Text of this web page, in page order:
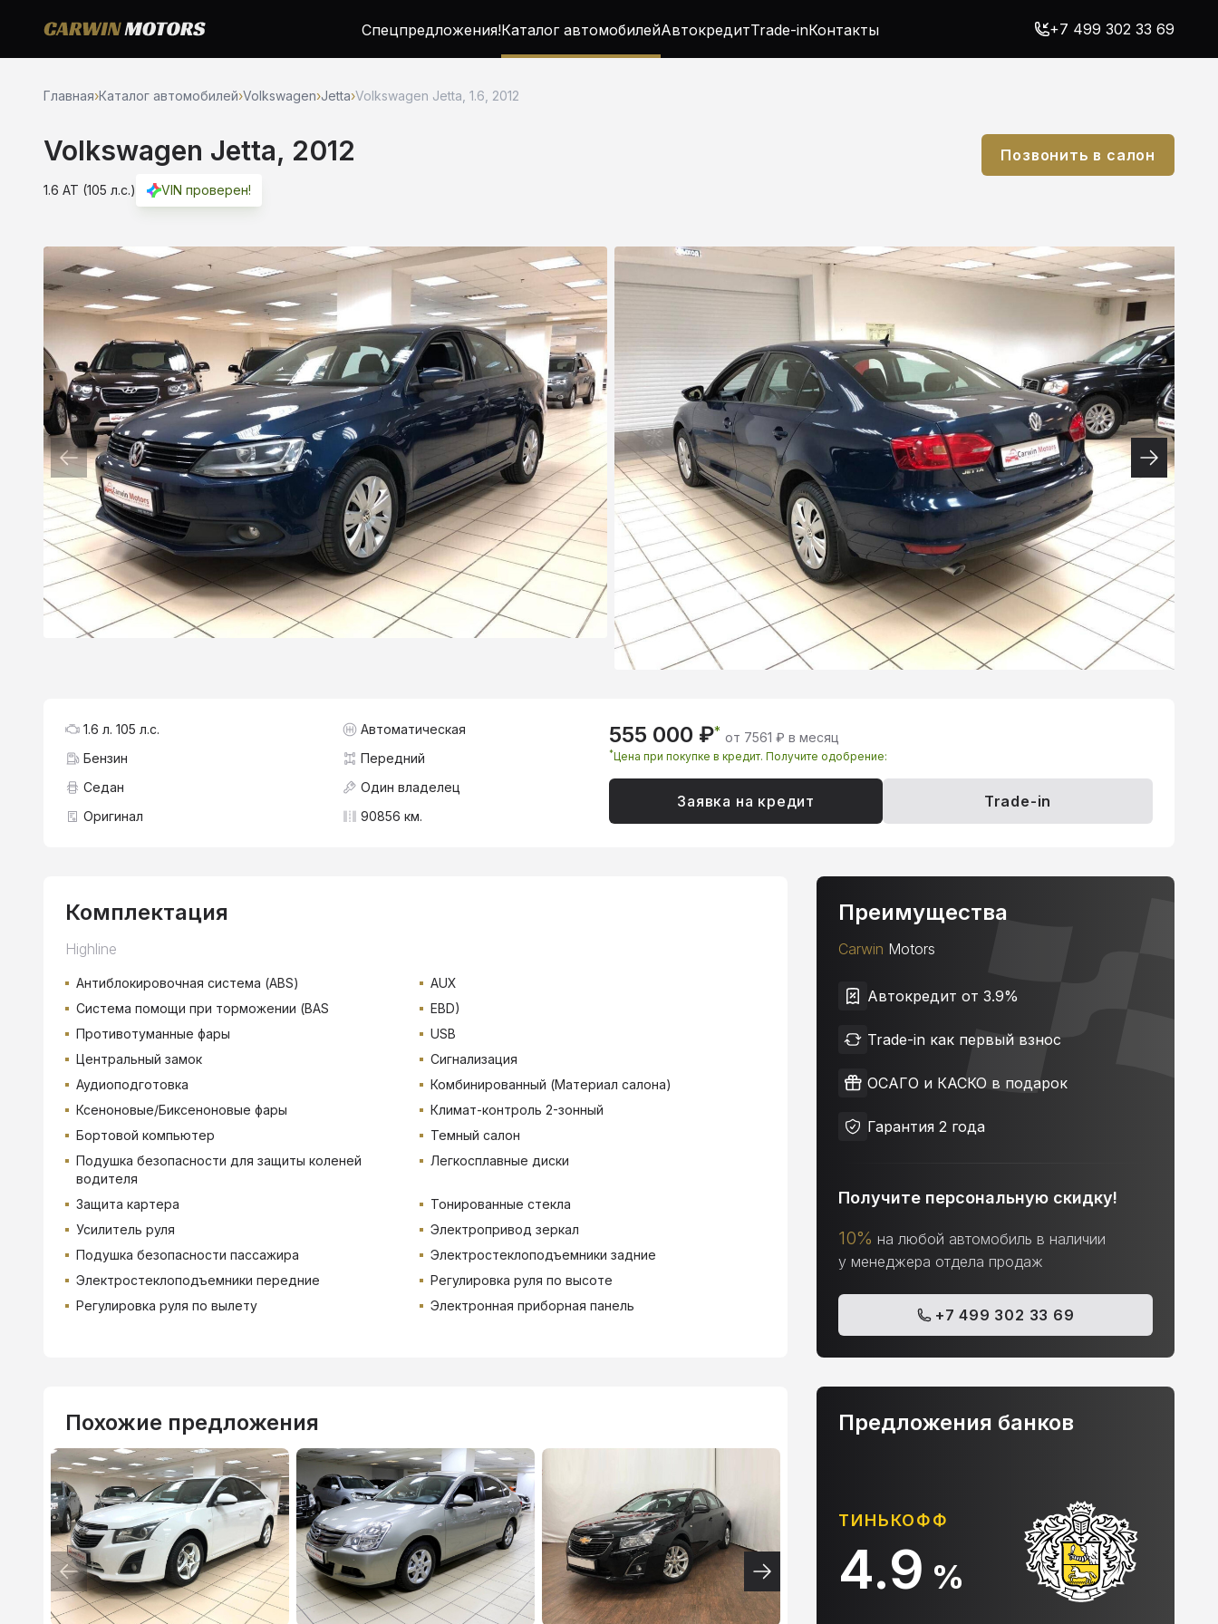
Спецпредложения!Каталог автомобилейАвтокредитTrade-inКонтакты +7 499 302 33 69
Главная›Каталог автомобилей›Volkswagen›Jetta›Volkswagen Jetta, 1.6, 2012
Volkswagen Jetta, 2012
1.6 AT (105 л.с.) VIN проверен!
Позвонить в салон
555 000 ₽* от 7561 ₽ в месяц
*Цена при покупке в кредит. Получите одобрение:
Заявка на кредит Trade-in
1.6 л. 105 л.с.
Автоматическая
Бензин
Передний
Седан
Один владелец
Оригинал
90856 км.
Комплектация
Highline
Антиблокировочная система (ABS)
AUX
Система помощи при торможении (BAS
EBD)
Противотуманные фары
USB
Центральный замок
Сигнализация
Аудиоподготовка
Комбинированный (Материал салона)
Ксеноновые/Биксеноновые фары
Климат-контроль 2-зонный
Бортовой компьютер
Темный салон
Подушка безопасности для защиты коленей
водителя
Легкосплавные диски
Защита картера
Тонированные стекла
Усилитель руля
Электропривод зеркал
Подушка безопасности пассажира
Электростеклоподъемники задние
Электростеклоподъемники передние
Регулировка руля по высоте
Регулировка руля по вылету
Электронная приборная панель
Преимущества
Carwin Motors
Автокредит от 3.9%
Trade-in как первый взнос
ОСАГО и КАСКО в подарок
Гарантия 2 года
Получите персональную скидку!
10% на любой автомобиль в наличии
у менеджера отдела продаж
+7 499 302 33 69
Похожие предложения
ВТБ
3.9%
ТИНЬКОФФ
4.9%
АЛЬФА-БАНК
10.9%
Предложения банков